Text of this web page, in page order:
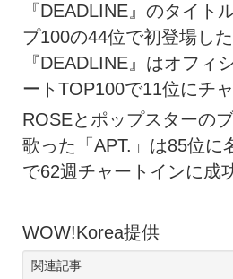
『DEADLINE』のタイト
プ100の44位で初登場し
『DEADLINE』はオフィ
ートTOP100で11位にチ
ROSEとポップスターの
歌った「APT.」は85位に
で62週チャートインに成
WOW!Korea提供
関連記事